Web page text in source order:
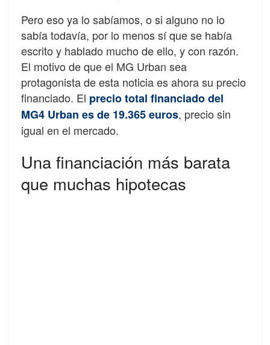
Pero eso ya lo sabíamos, o si alguno no lo
sabía todavía, por lo menos sí que se había
escrito y hablado mucho de ello, y con razón.
El motivo de que el MG Urban sea
protagonista de esta noticia es ahora su precio
financiado. El precio total financiado del
MG4 Urban es de 19.365 euros, precio sin
igual en el mercado.
Una financiación más barata
que muchas hipotecas